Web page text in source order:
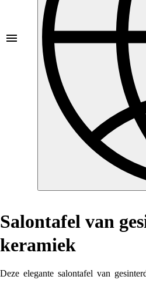
Salontafel van
keramiek
Deze elegante salontafel van